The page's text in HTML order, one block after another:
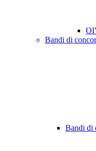
Bandi di
Bandi di